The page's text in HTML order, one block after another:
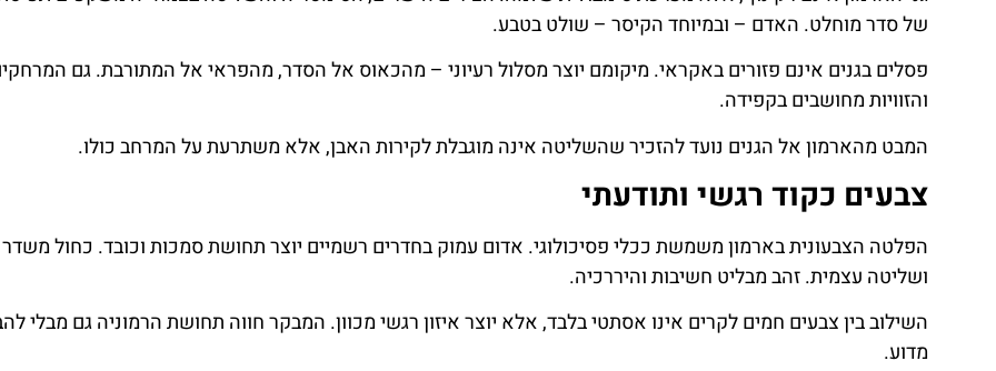
של סדר מוחלט. האדם – ובמיוחד הקיסר – שולט בטבע.
פסלים בגנים אינם פזורים באקראי. מיקומם יוצר מסלול רעיוני – מהכאוס אל הסדר, מהפראי אל המתורבת. גם
והזוויות מחושבים בקפידה.
המבט מהארמון אל הגנים נועד להזכיר שהשליטה אינה מוגבלת לקירות האבן, אלא משתרעת על המרחב כולו.
צבעים כקוד רגשי ותודעתי
הפלטה הצבעונית בארמון משמשת ככלי פסיכולוגי. אדום עמוק בחדרים רשמיים יוצר תחושת סמכות וכובד. כחול משדר
ושליטה עצמית. זהב מבליט חשיבות והיררכיה.
השילוב בין צבעים חמים לקרים אינו אסתטי בלבד, אלא יוצר איזון רגשי מכוון. המבקר חווה תחושת הרמוניה גם מבלי
מדוע.